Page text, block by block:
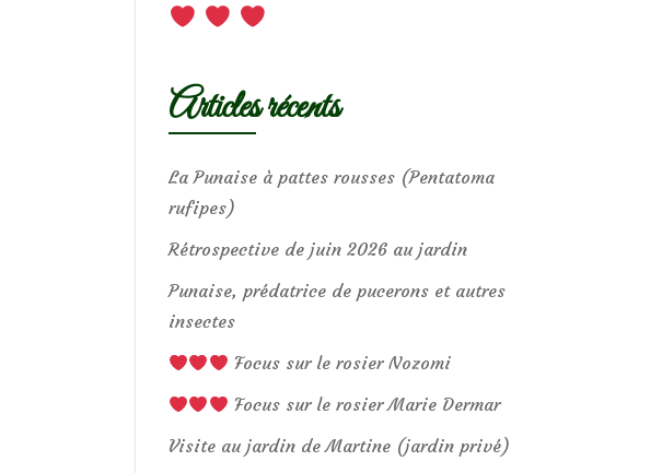
Articles récents
La Punaise à pattes rousses (Pentatoma
rufipes)
Rétrospective de juin 2026 au jardin
Punaise, prédatrice de pucerons et autres
insectes
Focus sur le rosier Nozomi
Focus sur le rosier Marie Dermar
Visite au jardin de Martine (jardin privé)